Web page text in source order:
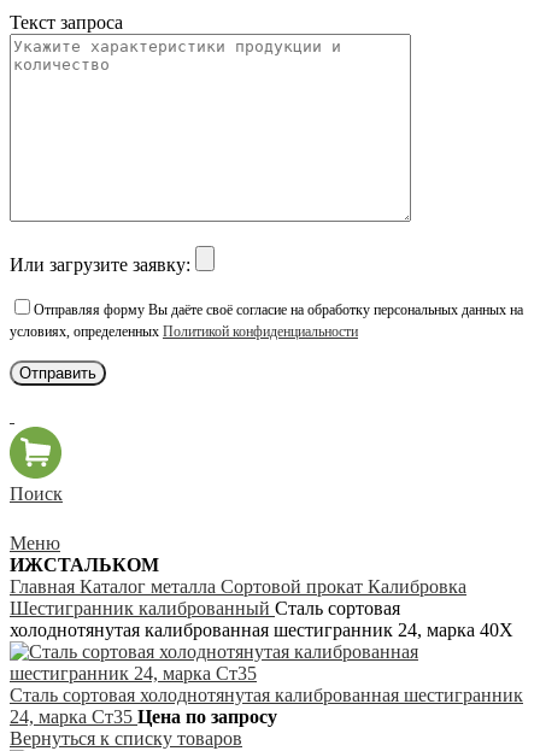
Текст запроса
Или загрузите заявку:
Отправляя форму Вы даёте своё согласие на обработку персональных данных на
условиях, определенных Политикой конфиденциальности
Поиск
Меню
ИЖСТАЛЬКОМ
Главная Каталог металла Сортовой прокат Калибровка
Шестигранник калиброванный Сталь сортовая
холоднотянутая калиброванная шестигранник 24, марка 40Х
Сталь сортовая холоднотянутая калиброванная шестигранник
24, марка Ст35 Цена по запросу
Вернуться к списку товаров